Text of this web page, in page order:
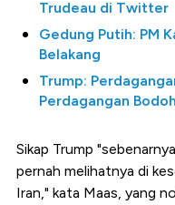
Trudeau di Twitter
Gedung Putih: PM
Belakang
Trump:
Perdagangan Bodoh
Sikap Trump
pernah melihatnya di
Iran," kata Maas, yang